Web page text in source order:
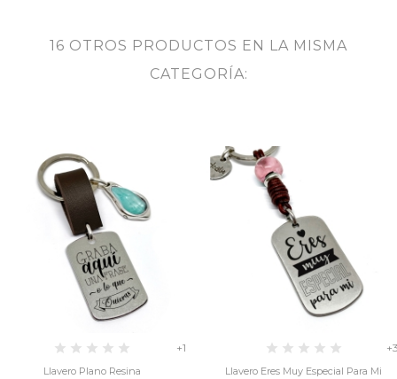
16 OTROS PRODUCTOS EN LA MISMA
CATEGORÍA:
+1
Llavero Plano Resina Llavero Eres Muy Especial Para Mi